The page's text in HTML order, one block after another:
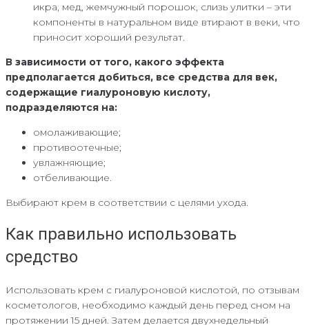
икра, мед, жемчужный порошок, слизь улитки – эти
компоненты в натуральном виде втирают в веки, что
приносит хороший результат.
В зависимости от того, какого эффекта
предполагается добиться, все средства для век,
содержащие гиалуроновую кислоту,
подразделяются на:
омолаживающие;
противоотечные;
увлажняющие;
отбеливающие.
Выбирают крем в соответствии с целями ухода.
Как правильно использовать
средство
Использовать крем с гиалуроновой кислотой, по отзывам
косметологов, необходимо каждый день перед сном на
протяжении 15 дней. Затем делается двухнедельный